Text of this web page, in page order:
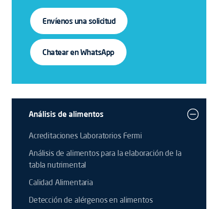
Envíenos una solicitud
Chatear en WhatsApp
Análisis de alimentos
Acreditaciones Laboratorios Fermi
Análisis de alimentos para la elaboración de la
tabla nutrimental
Calidad Alimentaria
Detección de alérgenos en alimentos